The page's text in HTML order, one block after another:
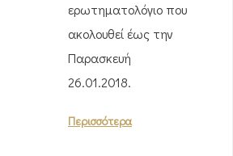
ερωτηματολόγιο που
ακολουθεί έως την
Παρασκευή
26.01.2018.
Περισσότερα